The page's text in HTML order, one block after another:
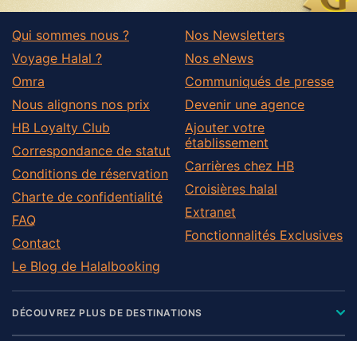
Qui sommes nous ?
Voyage Halal ?
Omra
Nous alignons nos prix
HB Loyalty Club
Correspondance de statut
Conditions de réservation
Charte de confidentialité
FAQ
Contact
Le Blog de Halalbooking
Nos Newsletters
Nos eNews
Communiqués de presse
Devenir une agence
Ajouter votre
établissement
Carrières chez HB
Croisières halal
Extranet
Fonctionnalités Exclusives
DÉCOUVREZ PLUS DE DESTINATIONS